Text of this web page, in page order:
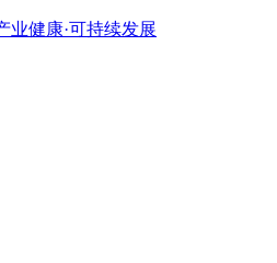
业健康·可持续发展